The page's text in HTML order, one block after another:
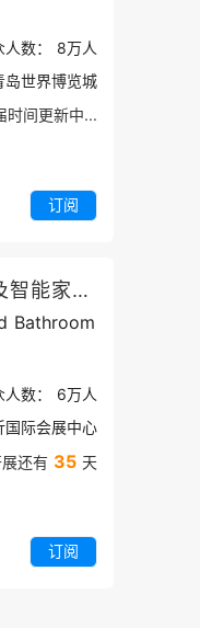
人数： 8万人
岛世界博览城
时间更新中...
订阅
临沂家用电器厨房卫浴、照明及智能家居展
Bathroom
人数： 6万人
国际会展中心
还有 35 天
订阅